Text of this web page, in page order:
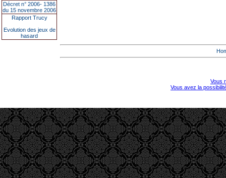
Décret n° 2006- 1386
du 15 novembre 2006
Rapport Trucy
Evolution des jeux de
hasard
Vous
Vous avez la